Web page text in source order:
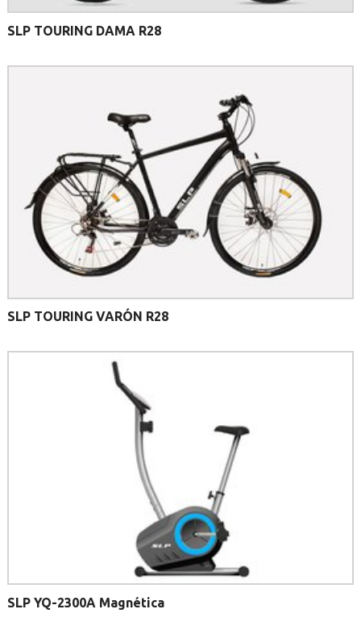
SLP TOURING DAMA R28
SLP TOURING VARÓN R28
SLP YQ-2300A Magnética